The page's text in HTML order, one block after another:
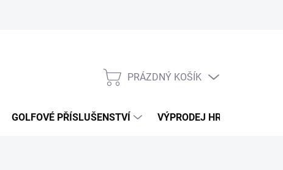
NÁKUPNÍ
PRÁZDNÝ KOŠÍK
GOLFOVÉ PŘÍSLUŠENSTVÍ VÝPRODEJ HRAČEK